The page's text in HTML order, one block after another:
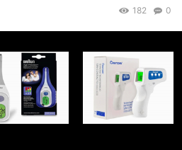
0
182